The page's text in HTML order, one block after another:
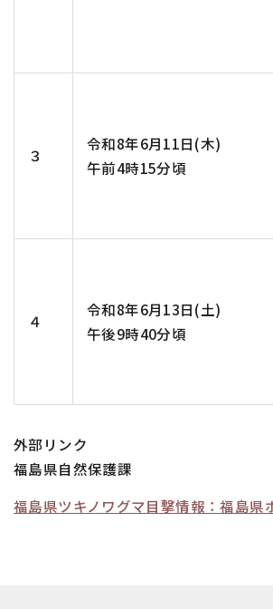
３
令和8年6月11日(木)
午前4時15分頃
４
令和8年6月13日(土)
午後9時40分頃
外部リンク
福島県自然保護課
福島県ツキノワグマ目撃情報：福島県